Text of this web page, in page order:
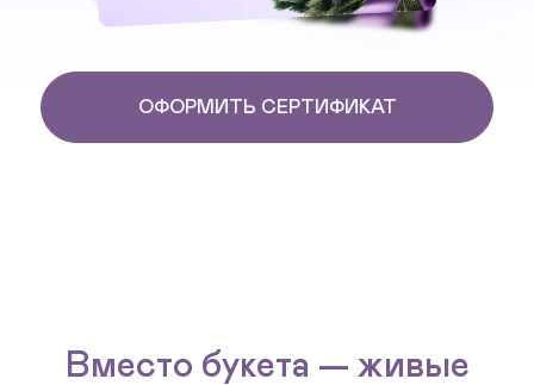
ОФОРМИТЬ СЕРТИФИКАТ
Вместо букета — живые